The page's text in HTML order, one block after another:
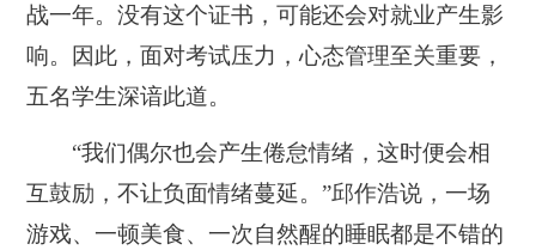
战一年。没有这个证书，可能还会对就业产生影
响。因此，面对考试压力，心态管理至关重要，
五名学生深谙此道。
“我们偶尔也会产生倦怠情绪，这时便会相
互鼓励，不让负面情绪蔓延。”邱作浩说，一场
游戏、一顿美食、一次自然醒的睡眠都是不错的